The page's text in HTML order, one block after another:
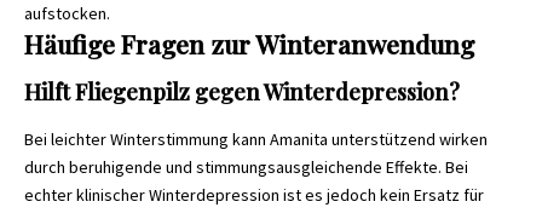
aufstocken.
Häufige Fragen zur Winteranwendung
Hilft Fliegenpilz gegen Winterdepression?
Bei leichter Winterstimmung kann Amanita unterstützend wirken
durch beruhigende und stimmungsausgleichende Effekte. Bei
echter klinischer Winterdepression ist es jedoch kein Ersatz für